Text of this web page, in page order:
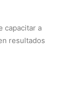
capacitar a
resultados